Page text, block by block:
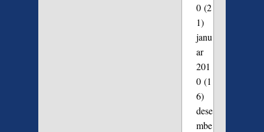
0(2
1)
janu
ar
201
0(1
6)
dese
mbe